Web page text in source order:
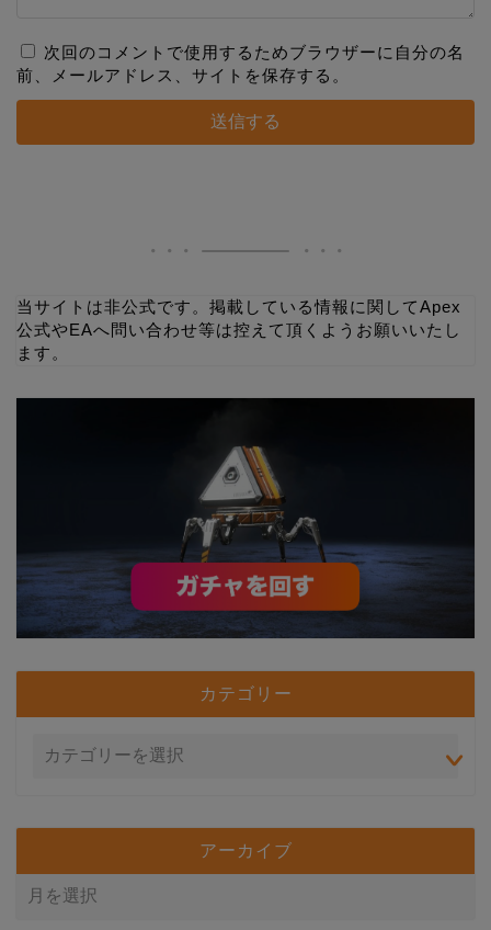
次回のコメントで使用するためブラウザーに自分の名
前、メールアドレス、サイトを保存する。
当サイトは非公式です。掲載している情報に関してApex
公式やEAへ問い合わせ等は控えて頂くようお願いいたし
ます。
カテゴリー
アーカイブ